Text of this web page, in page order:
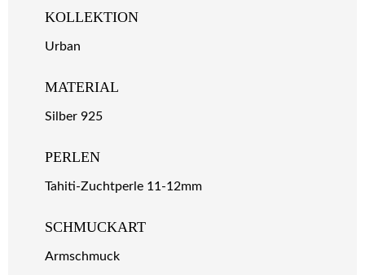
KOLLEKTION
Urban
MATERIAL
Silber 925
PERLEN
Tahiti-Zuchtperle 11-12mm
SCHMUCKART
Armschmuck